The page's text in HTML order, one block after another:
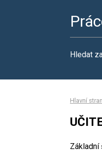
Hledat
Hlavní
Základní